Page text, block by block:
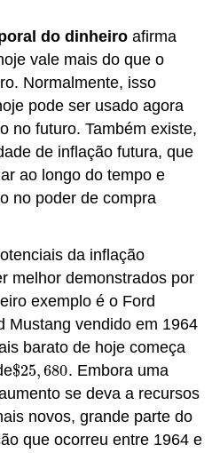
do dinheiro afirma
vale mais do que o
Normalmente, isso
pode ser usado agora
no futuro. Também existe,
de inflação futura, que
ao longo do tempo e
no poder de compra
da inflação
melhor demonstrados por
exemplo é o Ford
Mustang vendido em 1964
barato de hoje começa
$25, 680
$25,680. Embora uma
se deva a recursos
novos, grande parte do
que ocorreu entre 1964 e